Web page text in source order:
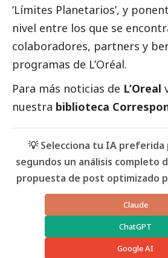
‘Límites Planetarios’, y
nivel entre los que se
colaboradores, partners y
programas de L’Oréal.
Para más noticias de L’Oreal
nuestra biblioteca
💡 Selecciona tu IA preferida
segundos un análisis completo
propuesta de post optimizado
Claude
ChatGPT
Google AI